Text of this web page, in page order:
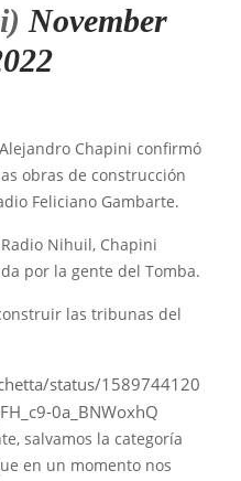
November
Chapini confirmó
obras de construcción
Feliciano Gambarte.
Nihuil, Chapini
por la gente del Tomba.
las tribunas del
status/1589744120
0a_BNWoxhQ
salvamos la categoría
en un momento nos